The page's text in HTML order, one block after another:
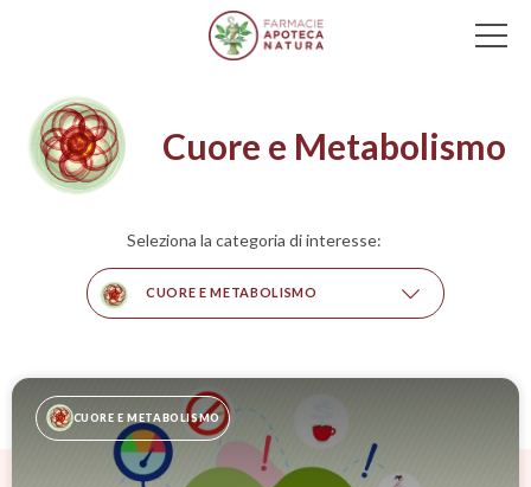
Main Navigation
Cuore e Metabolismo
Seleziona la categoria di interesse:
CUORE E METABOLISMO
CUORE E METABOLISMO